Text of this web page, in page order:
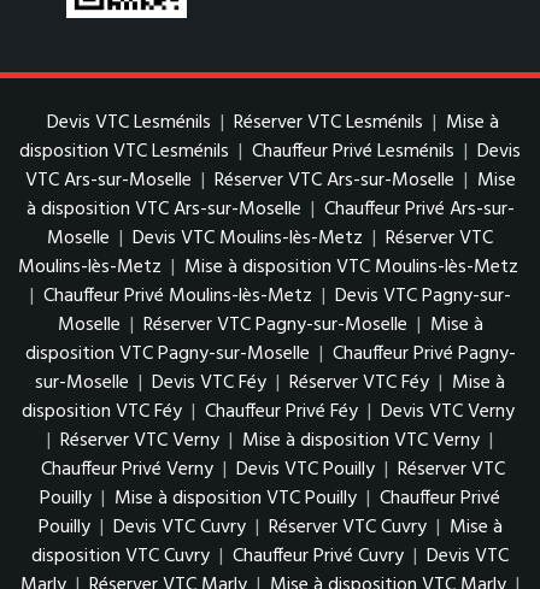
Devis VTC Lesménils | Réserver VTC Lesménils | Mise à
disposition VTC Lesménils | Chauffeur Privé Lesménils | Devis
VTC Ars-sur-Moselle | Réserver VTC Ars-sur-Moselle | Mise
à disposition VTC Ars-sur-Moselle | Chauffeur Privé Ars-sur-
Moselle | Devis VTC Moulins-lès-Metz | Réserver VTC
Moulins-lès-Metz | Mise à disposition VTC Moulins-lès-Metz
| Chauffeur Privé Moulins-lès-Metz | Devis VTC Pagny-sur-
Moselle | Réserver VTC Pagny-sur-Moselle | Mise à
disposition VTC Pagny-sur-Moselle | Chauffeur Privé Pagny-
sur-Moselle | Devis VTC Féy | Réserver VTC Féy | Mise à
disposition VTC Féy | Chauffeur Privé Féy | Devis VTC Verny
| Réserver VTC Verny | Mise à disposition VTC Verny |
Chauffeur Privé Verny | Devis VTC Pouilly | Réserver VTC
Pouilly | Mise à disposition VTC Pouilly | Chauffeur Privé
Pouilly | Devis VTC Cuvry | Réserver VTC Cuvry | Mise à
disposition VTC Cuvry | Chauffeur Privé Cuvry | Devis VTC